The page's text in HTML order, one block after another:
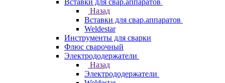
Вставки для свар.аппаратов
Назад
Вставки для свар.аппаратов
Weldestar
Инструменты для сварки
Флюс сварочный
Электрододержатели
Назад
Электрододержатели